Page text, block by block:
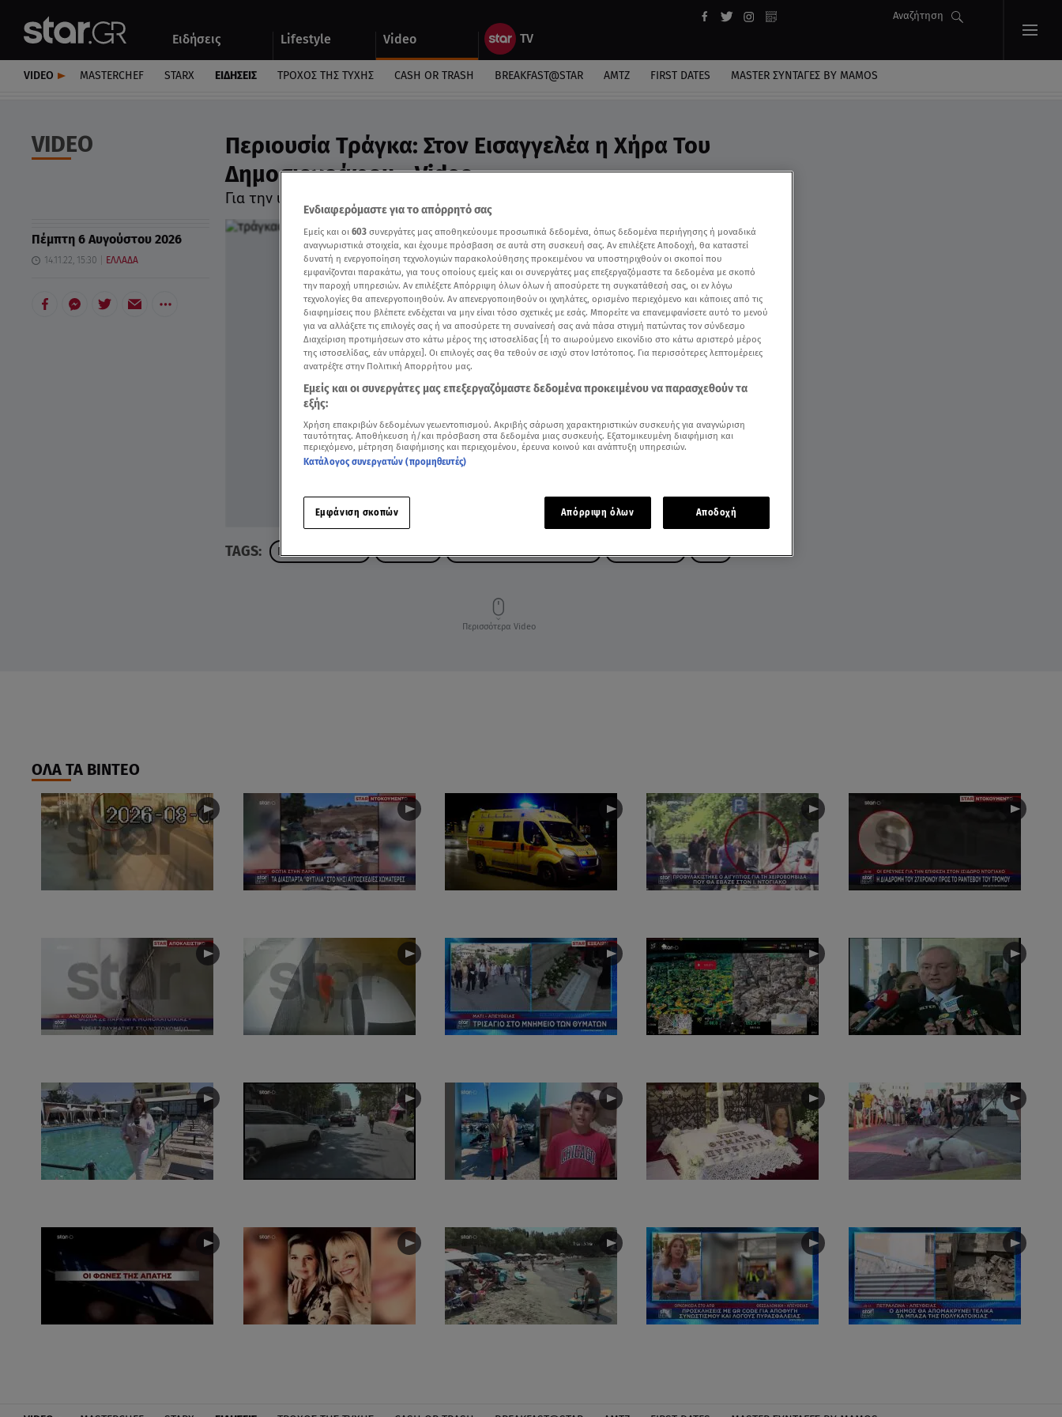
Ειδήσεις Lifestyle Video
Αναζήτηση
Αυτοκίνητο
VIDEO MASTERCHEF STARX ΕΙΔΉΣΕΙΣ ΤΡΟΧΌΣ ΤΗΣ ΤΎΧΗΣ CASH OR TRASH BREAKFAST@STAR ΑΜΤΖ FIRST DATES MASTER ΣΥΝΤΑΓΈΣ BY MAMOS
VIDEO
Περιουσία Τράγκα: Στον Εισαγγελέα η Χήρα Του
Δημοσιογράφου - Video
Για την υπόθεση της αμύθητης περιουσίας του δημοσιογράφου
Πέμπτη 6 Αυγούστου 2026
14.11.22, 15:30 ΕΛΛΑΔΑ
TAGS: ΓΙΩΡΓΟΣ ΤΡΑΓΚΑΣ
Περισσότερα Video
ΟΛΑ ΤΑ ΒΙΝΤΕΟ
Ενδιαφερόμαστε για το απόρρητό σας
Εμείς και οι 603 συνεργάτες μας αποθηκεύουμε προσωπικά δεδομένα, όπως δεδομένα περιήγησης ή μοναδικά
αναγνωριστικά στοιχεία, και έχουμε πρόσβαση σε αυτά στη συσκευή σας. Αν επιλέξετε Αποδοχή, θα καταστεί
δυνατή η ενεργοποίηση τεχνολογιών παρακολούθησης προκειμένου να υποστηριχθούν οι σκοποί που
εμφανίζονται παρακάτω, για τους οποίους εμείς και οι συνεργάτες μας επεξεργαζόμαστε τα δεδομένα με σκοπό
την παροχή υπηρεσιών. Αν επιλέξετε Απόρριψη όλων όλων ή αποσύρετε τη συγκατάθεσή σας, οι εν λόγω
τεχνολογίες θα απενεργοποιηθούν. Αν απενεργοποιηθούν οι ιχνηλάτες, ορισμένο περιεχόμενο και κάποιες από τις
διαφημίσεις που βλέπετε ενδέχεται να μην είναι τόσο σχετικές με εσάς. Μπορείτε να επανεμφανίσετε αυτό το μενού
για να αλλάξετε τις επιλογές σας ή να αποσύρετε τη συναίνεσή σας ανά πάσα στιγμή πατώντας τον σύνδεσμο
Διαχείριση προτιμήσεων στο κάτω μέρος της ιστοσελίδας [ή το αιωρούμενο εικονίδιο στο κάτω αριστερό μέρος
της ιστοσελίδας, εάν υπάρχει]. Οι επιλογές σας θα τεθούν σε ισχύ στον Ιστότοπος. Για περισσότερες λεπτομέρειες
ανατρέξτε στην Πολιτική Απορρήτου μας.
Εμείς και οι συνεργάτες μας επεξεργαζόμαστε δεδομένα προκειμένου να παρασχεθούν τα
εξής:
Χρήση επακριβών δεδομένων γεωεντοπισμού. Ακριβής σάρωση χαρακτηριστικών συσκευής για αναγνώριση
ταυτότητας. Αποθήκευση ή/και πρόσβαση στα δεδομένα μιας συσκευής. Εξατομικευμένη διαφήμιση και
περιεχόμενο, μέτρηση διαφήμισης και περιεχομένου, έρευνα κοινού και ανάπτυξη υπηρεσιών.
Κατάλογος συνεργατών (προμηθευτές)
Εμφάνιση σκοπών Απόρριψη όλων Αποδοχή